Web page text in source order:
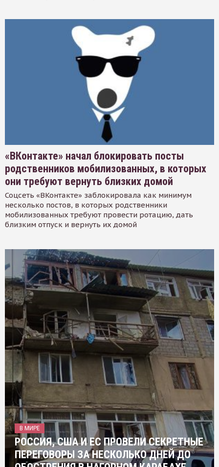
«ВКонтакте» начал блокировать посты
родственников мобилизованных, в которых
они требуют вернуть близких домой
Соцсеть «ВКонтакте» заблокировала как минимум
несколько постов, в которых родственники
мобилизованных требуют провести ротацию, дать
близким отпуск и вернуть их домой
В МИРЕ
РОССИЯ, США И ЕС ПРОВЕЛИ СЕКРЕТНЫЕ
ПЕРЕГОВОРЫ ЗА НЕСКОЛЬКО ДНЕЙ ДО